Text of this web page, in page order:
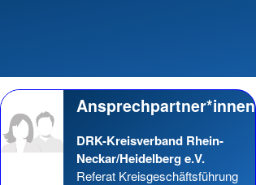
Ansprechpartner*innen
DRK-Kreisverband Rhein-
Neckar/Heidelberg e.V.
Referat Kreisgeschäftsführung